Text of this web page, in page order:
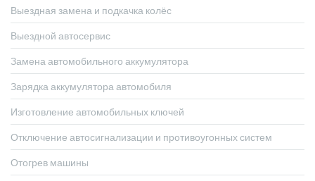
Выездная замена и подкачка колёс
Выездной автосервис
Замена автомобильного аккумулятора
Зарядка аккумулятора автомобиля
Изготовление автомобильных ключей
Отключение автосигнализации и противоугонных систем
Отогрев машины